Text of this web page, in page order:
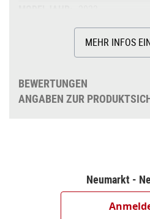
Diamant
ja
Herren
ja
MEHR INFOS
BEWERTUNGEN
ANGABEN ZUR
Neumarkt -